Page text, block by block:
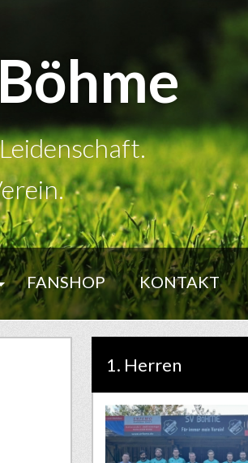
FANSHOP KONTAKT
1. Herren